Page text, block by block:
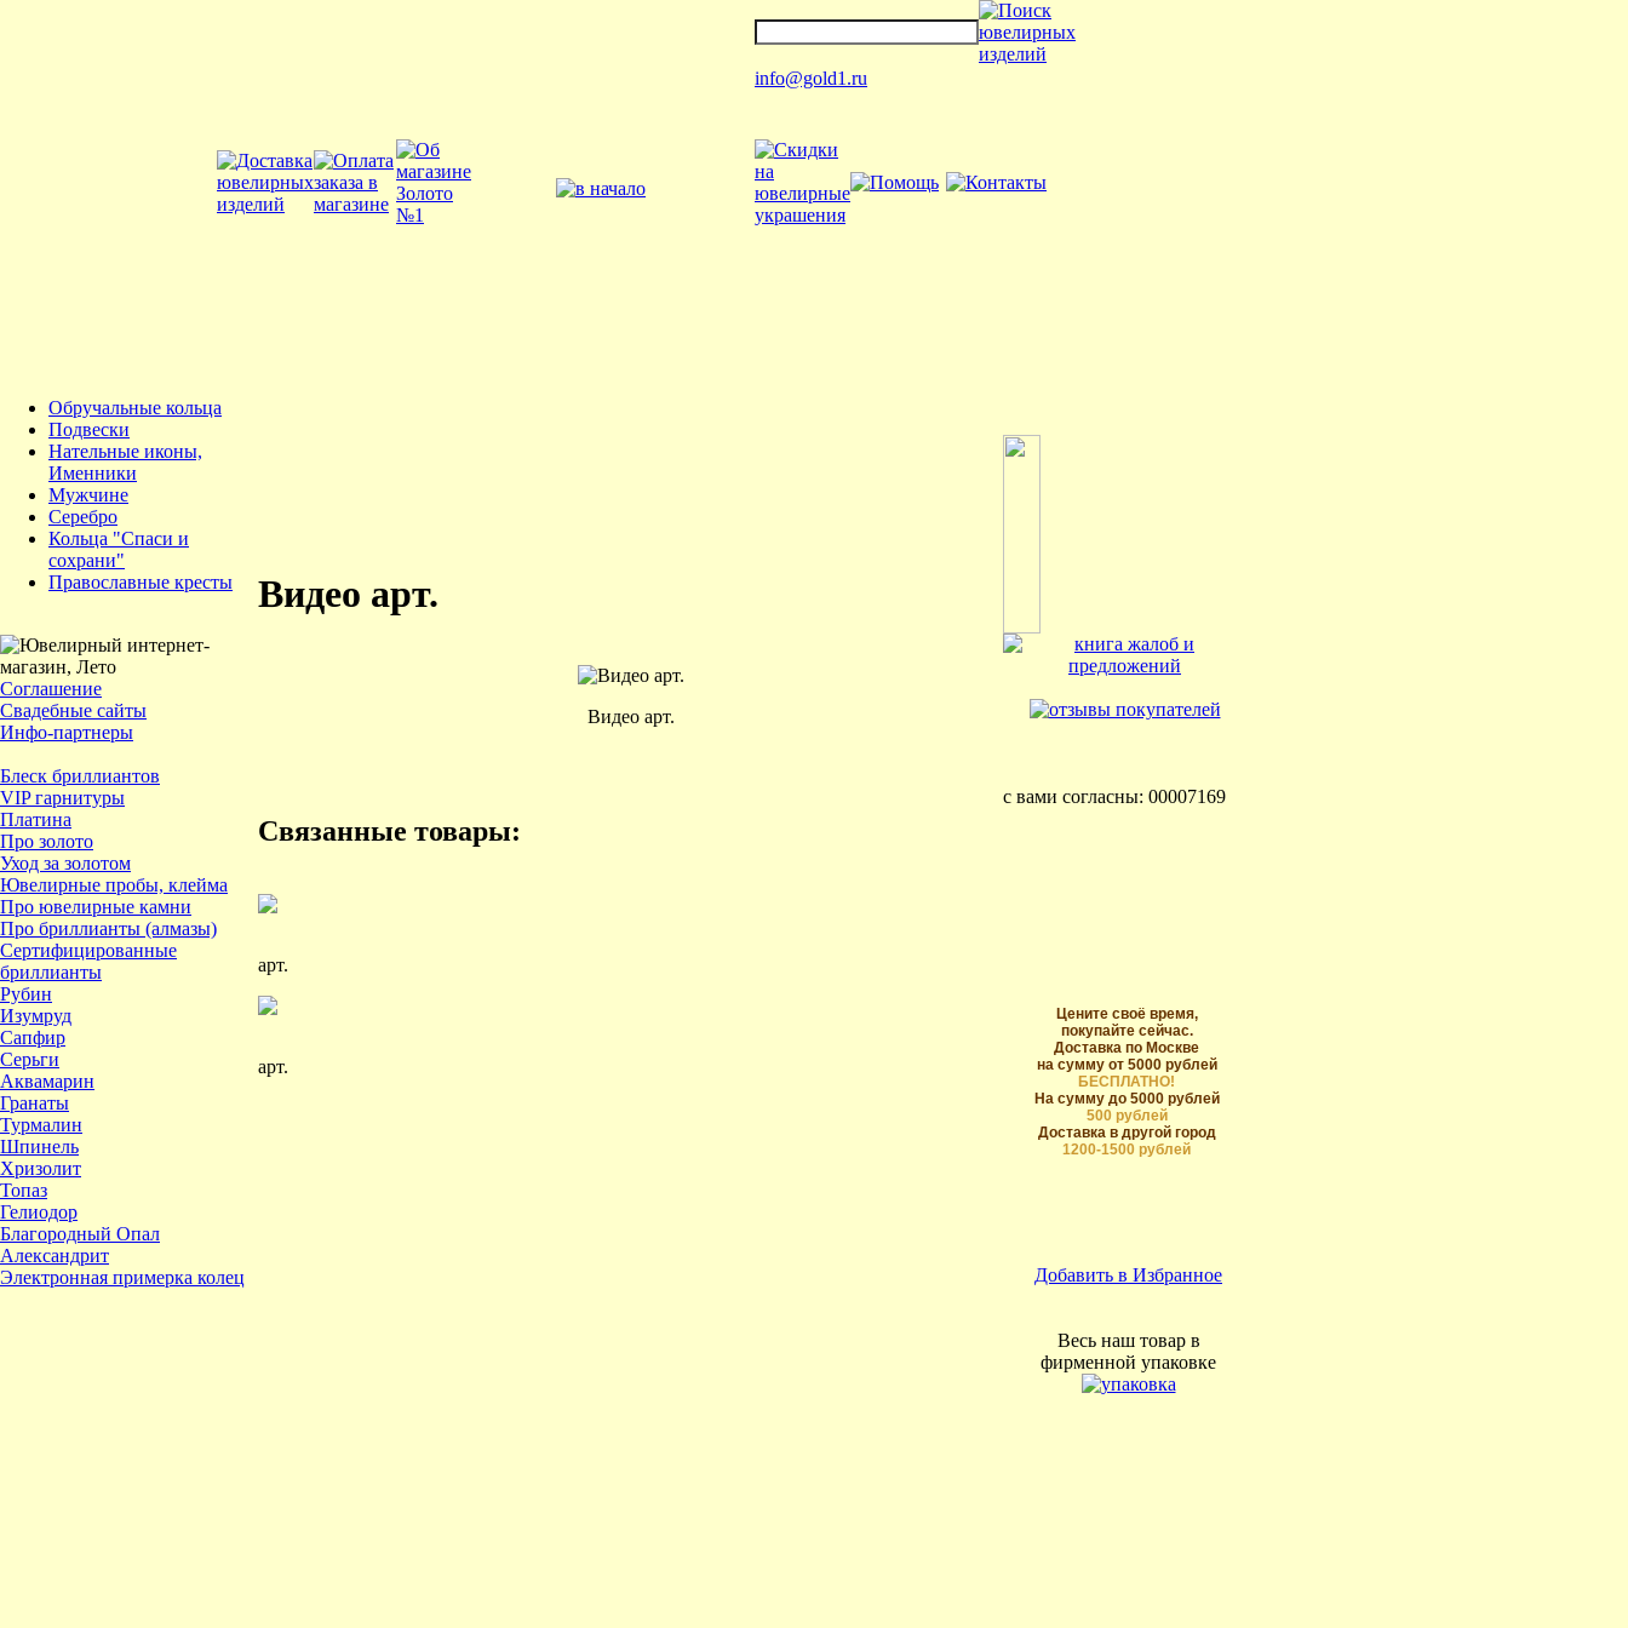
info@gold1.ru
Обручальные кольца
Подвески
Нательные иконы,
Именники
Мужчине
Серебро
Кольца "Спаси и
сохрани"
Православные кресты
Соглашение
Свадебные сайты
Инфо-партнеры
Блеск бриллиантов
VIP гарнитуры
Платина
Про золото
Уход за золотом
Ювелирные пробы, клейма
Про ювелирные камни
Про бриллианты (алмазы)
Сертифицированные
бриллианты
Рубин
Изумруд
Сапфир
Серьги
Аквамарин
Гранаты
Турмалин
Шпинель
Хризолит
Топаз
Гелиодор
Благородный Опал
Александрит
Электронная примерка колец
Видео арт.
Видео арт.
Связанные товары:
арт.
арт.
с вами согласны: 00007169
Цените своё время,
покупайте сейчас.
Доставка по Москве
на сумму от 5000 рублей
БЕСПЛАТНО!
На сумму до 5000 рублей
500 рублей
Доставка в другой город
1200-1500 рублей
Добавить в Избранное
Весь наш товар в
фирменной упаковке